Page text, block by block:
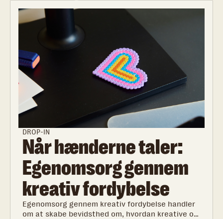
DROP-IN
Når hænderne taler:
Egenomsorg gennem
kreativ fordybelse
Egenomsorg gennem kreativ fordybelse handler
om at skabe bevidsthed om, hvordan kreative og